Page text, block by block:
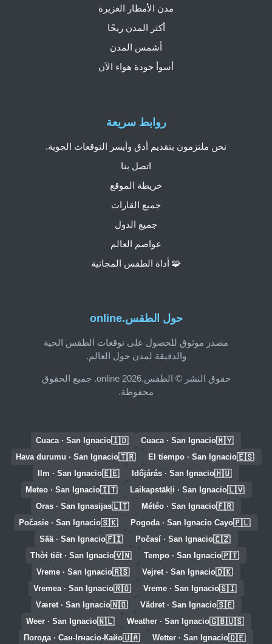
حول الطقس.online
مصدر موثوق للحصول على توقعات الطقس الحية
والدقيقة لمدن حول العالم.
حقوق النشر © الطقس.online 2026. جميع الحقوق
محفوظة.
روابط سريعة
نحن ملتزمون بتقديم أدق وأيسر التوقعات الجوية.
اتصل بنا
خريطة الموقع
جميع القارات
جميع الدول
عواصم العالم
🧩 أداة الطقس المجانية
مدن الأمطار الغزيرة
أكثر المدن ريحًا
أشمس المدن
أسوأ جودة هواء الآن
🇲🇾
Cuaca · San Ignacio
🇮🇩
Cuaca · San Ignacio
🇪🇸
El tiempo · San Ignacio
🇹🇷
Hava durumu · San Ignacio
🇭🇺
Időjárás · San Ignacio
🇪🇪
Ilm · San Ignacio
🇱🇻
Laikapstākļi · San Ignacio
🇮🇹
Meteo · San Ignacio
🇫🇷
Météo · San Ignacio
🇱🇹
Oras · San Ignasijas
🇵🇱
Pogoda · San Ignacio Cayo
🇸🇰
Počasie · San Ignacio
🇨🇿
Počasí · San Ignacio
🇫🇮
Sää · San Ignacio
🇵🇹
Tempo · San Ignacio
🇻🇳
Thời tiết · San Ignacio
🇩🇰
Vejret · San Ignacio
🇷🇸
Vreme · San Ignacio
🇸🇮
Vreme · San Ignacio
🇷🇴
Vremea · San Ignacio
🇸🇪
Vädret · San Ignacio
🇳🇴
Været · San Ignacio
🇬🇧🇺🇸
Weather · San Ignacio
🇳🇱
Weer · San Ignacio
🇩🇪
Wetter · San Ignacio
🇺🇦
Погода · Сан-Ігнасіо-Кайо